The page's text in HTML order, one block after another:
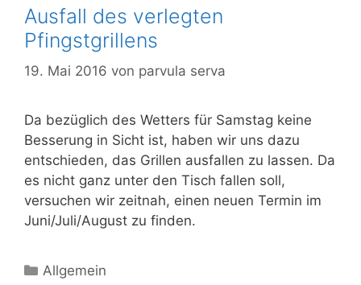
Ausfall des verlegten
Pfingstgrillens
19. Mai 2016 von parvula serva
Da bezüglich des Wetters für Samstag keine
Besserung in Sicht ist, haben wir uns dazu
entschieden, das Grillen ausfallen zu lassen. Da
es nicht ganz unter den Tisch fallen soll,
versuchen wir zeitnah, einen neuen Termin im
Juni/Juli/August zu finden.
Kategorien
Allgemein